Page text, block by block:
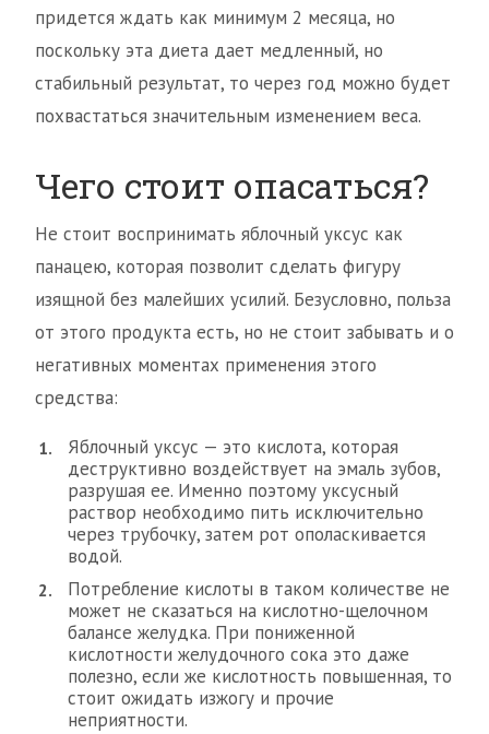
придется ждать как минимум 2 месяца, но
поскольку эта диета дает медленный, но
стабильный результат, то через год можно будет
похвастаться значительным изменением веса.
Чего стоит опасаться?
Не стоит воспринимать яблочный уксус как
панацею, которая позволит сделать фигуру
изящной без малейших усилий. Безусловно, польза
от этого продукта есть, но не стоит забывать и о
негативных моментах применения этого
средства:
Яблочный уксус — это кислота, которая
деструктивно воздействует на эмаль зубов,
разрушая ее. Именно поэтому уксусный
раствор необходимо пить исключительно
через трубочку, затем рот ополаскивается
водой.
Потребление кислоты в таком количестве не
может не сказаться на кислотно-щелочном
балансе желудка. При пониженной
кислотности желудочного сока это даже
полезно, если же кислотность повышенная, то
стоит ожидать изжогу и прочие
неприятности.